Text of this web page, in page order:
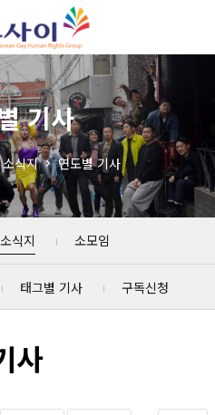
기사
소식지 연도별 기사
소식지 소모임
태그별 기사 구독신청
사